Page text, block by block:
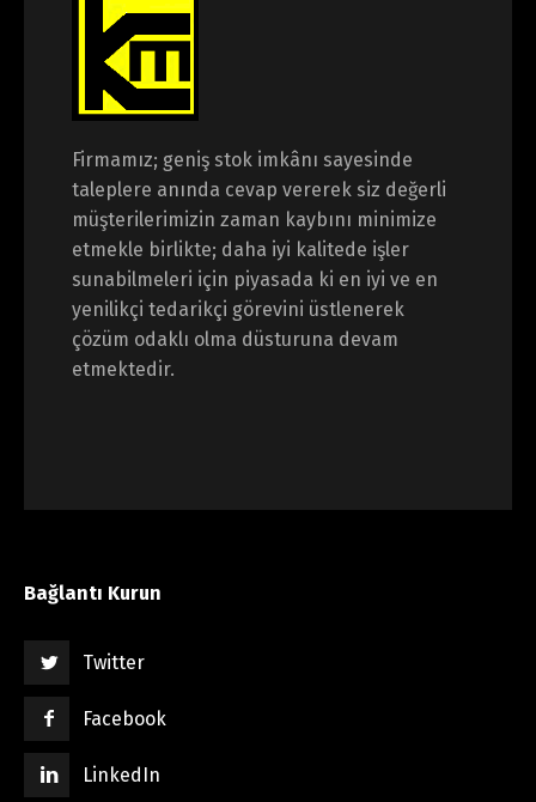
Firmamız; geniş stok imkânı sayesinde
taleplere anında cevap vererek siz değerli
müşterilerimizin zaman kaybını minimize
etmekle birlikte; daha iyi kalitede işler
sunabilmeleri için piyasada ki en iyi ve en
yenilikçi tedarikçi görevini üstlenerek
çözüm odaklı olma düsturuna devam
etmektedir.
Bağlantı Kurun
Twitter
Facebook
LinkedIn